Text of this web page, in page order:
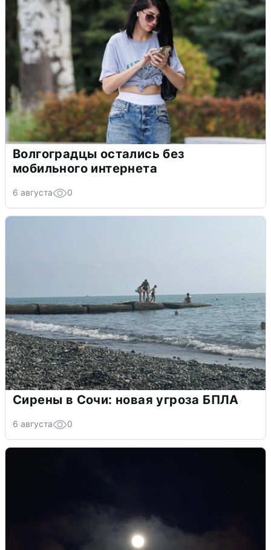
Волгоградцы остались без
мобильного интернета
6 августа 0
Сирены в Сочи: новая угроза БПЛА
6 августа 0